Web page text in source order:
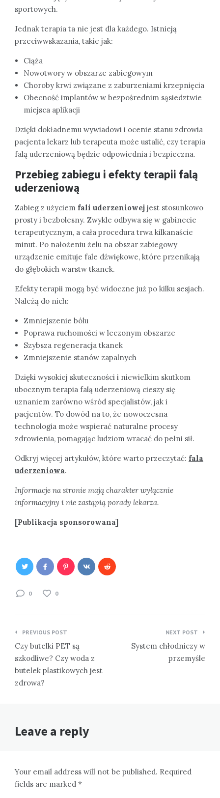
sportowych.
Jednak terapia ta nie jest dla każdego. Istnieją
przeciwwskazania, takie jak:
Ciąża
Nowotwory w obszarze zabiegowym
Choroby krwi związane z zaburzeniami krzepnięcia
Obecność implantów w bezpośrednim sąsiedztwie
miejsca aplikacji
Dzięki dokładnemu wywiadowi i ocenie stanu zdrowia
pacjenta lekarz lub terapeuta może ustalić, czy terapia
falą uderzeniową będzie odpowiednia i bezpieczna.
Przebieg zabiegu i efekty terapii falą
uderzeniową
Zabieg z użyciem fali uderzeniowej jest stosunkowo
prosty i bezbolesny. Zwykle odbywa się w gabinecie
terapeutycznym, a cała procedura trwa kilkanaście
minut. Po nałożeniu żelu na obszar zabiegowy
urządzenie emituje fale dźwiękowe, które przenikają
do głębokich warstw tkanek.
Efekty terapii mogą być widoczne już po kilku sesjach.
Należą do nich:
Zmniejszenie bólu
Poprawa ruchomości w leczonym obszarze
Szybsza regeneracja tkanek
Zmniejszenie stanów zapalnych
Dzięki wysokiej skuteczności i niewielkim skutkom
ubocznym terapia falą uderzeniową cieszy się
uznaniem zarówno wśród specjalistów, jak i
pacjentów. To dowód na to, że nowoczesna
technologia może wspierać naturalne procesy
zdrowienia, pomagając ludziom wracać do pełni sił.
Odkryj więcej artykułów, które warto przeczytać: fala
uderzeniowa.
Informacje na stronie mają charakter wyłącznie
informacyjny i nie zastąpią porady lekarza.
[Publikacja sponsorowana]
0 0
Nawigacja
wpisu
PREVIOUS POST
Czy butelki PET są
szkodliwe? Czy woda z
butelek plastikowych jest
zdrowa?
NEXT POST
System chłodniczy w
przemyśle
Leave a reply
Your email address will not be published. Required
fields are marked *